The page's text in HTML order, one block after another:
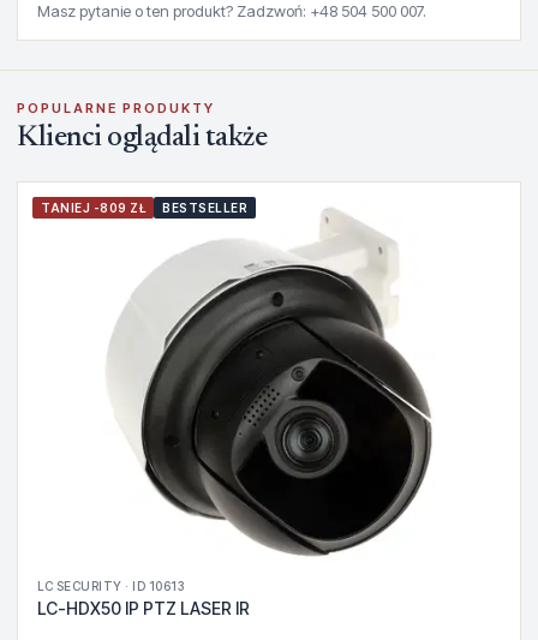
Masz pytanie o ten produkt? Zadzwoń: +48 504 500 007.
POPULARNE PRODUKTY
Klienci oglądali także
TANIEJ -809 ZŁ BESTSELLER
LC SECURITY · ID 10613
LC-HDX50 IP PTZ LASER IR